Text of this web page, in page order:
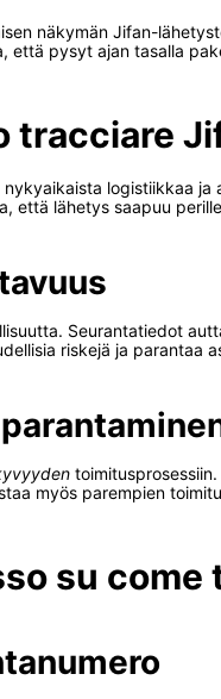
näkymän Jifan-
pysyt ajan tasalla
tracciare
logistiikkaa
että lähetys saapuu
Seurantatiedot
riskejä ja parantaa
myös parempien
su